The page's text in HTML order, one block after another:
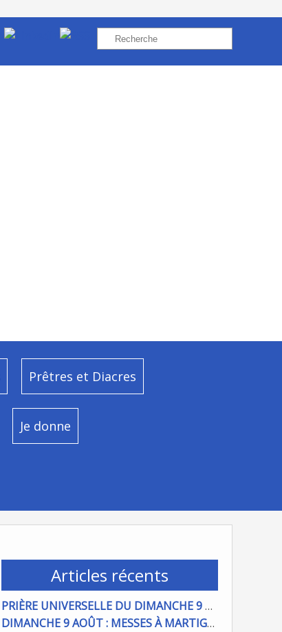
Prêtres et Diacres
Je donne
Articles récents
PRIÈRE UNIVERSELLE DU DIMANCHE 9 AOÜT
DIMANCHE 9 AOÛT : MESSES À MARTIGUES ET PORT DE BOUC